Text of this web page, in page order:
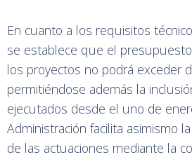
En cuanto a los requisitos
se establece que el
los proyectos no podrá exceder
permitiéndose además la
ejecutados desde el uno de
Administración facilita asimismo
de las actuaciones mediante la